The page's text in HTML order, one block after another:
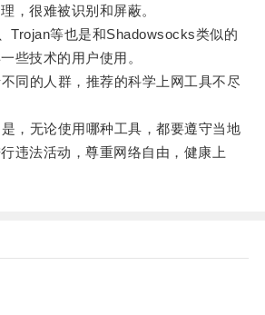
，很难被识别和屏蔽。
等也是和Shadowsocks类似的
些技术的用户使用。
的人群，推荐的科学上网工具不尽
无论使用哪种工具，都要遵守当地
违法活动，尊重网络自由，健康上